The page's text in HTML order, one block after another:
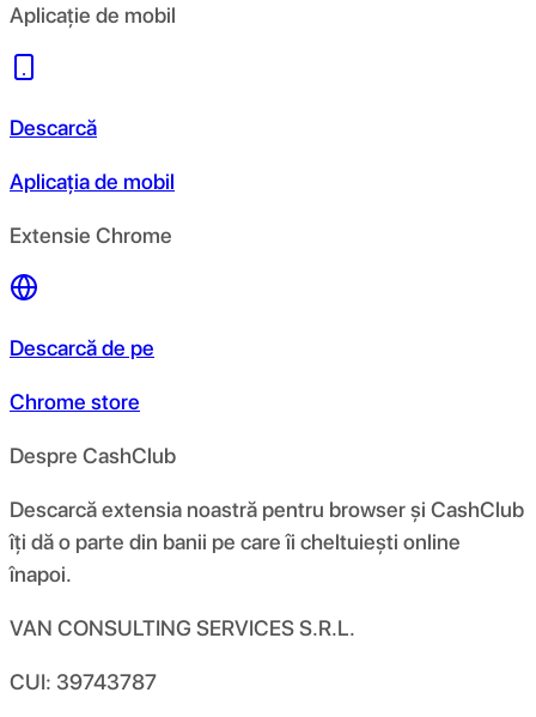
Aplicație de mobil
Descarcă
Aplicația de mobil
Extensie Chrome
Descarcă de pe
Chrome store
Despre CashClub
Descarcă extensia noastră pentru browser și CashClub
îți dă o parte din banii pe care îi cheltuiești online
înapoi.
VAN CONSULTING SERVICES S.R.L.
CUI: 39743787